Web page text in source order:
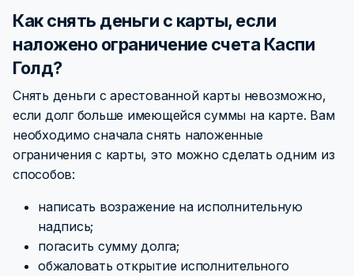
Как снять деньги с карты, если
наложено ограничение счета Каспи
Голд?
Снять деньги с арестованной карты невозможно,
если долг больше имеющейся суммы на карте. Вам
необходимо сначала снять наложенные
ограничения с карты, это можно сделать одним из
способов:
написать возражение на исполнительную
надпись;
погасить сумму долга;
обжаловать открытие исполнительного